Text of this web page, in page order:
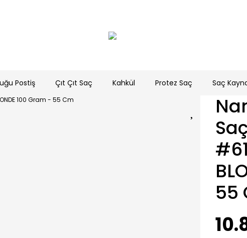
Postiş Çıt Çıt Saç Kahkül Protez Saç Saç
55